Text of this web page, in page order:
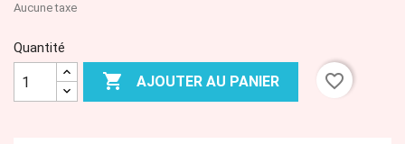
Aucune taxe
Quantité
 AJOUTER AU PANIER favorite_border